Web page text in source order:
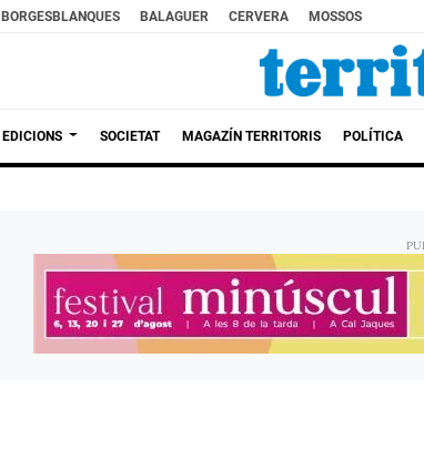
BORGESBLANQUES BALAGUER CERVERA MOSSOS
EDICIONS SOCIETAT MAGAZÍN TERRITORIS POLÍTICA